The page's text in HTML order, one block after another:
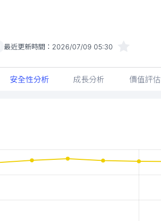
最近更新時間： 2026/07/09 05:30
安全性分析 成長分析 價值評估